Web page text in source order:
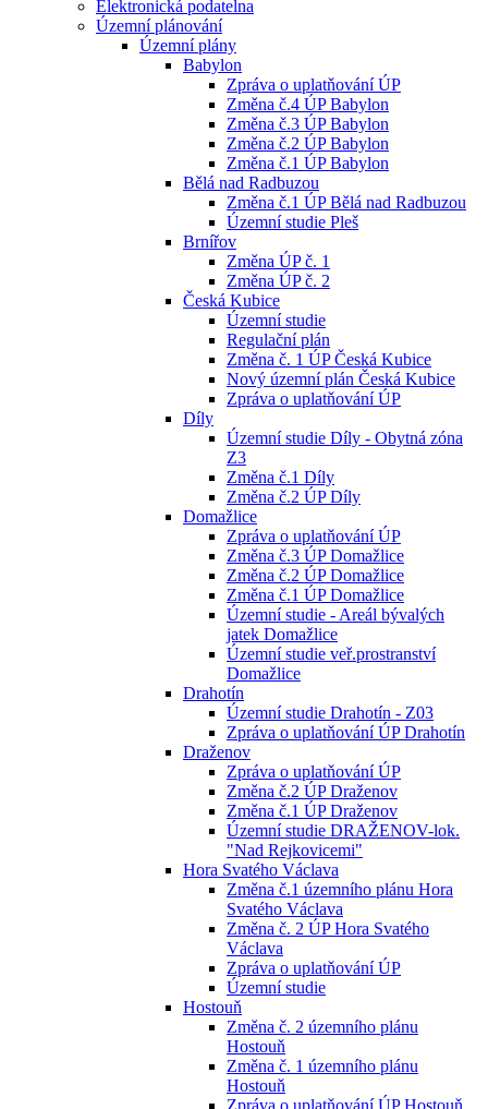
Elektronická podatelna
Územní plánování
Územní plány
Babylon
Zpráva o uplatňování ÚP
Změna č.4 ÚP Babylon
Změna č.3 ÚP Babylon
Změna č.2 ÚP Babylon
Změna č.1 ÚP Babylon
Bělá nad Radbuzou
Změna č.1 ÚP Bělá nad Radbuzou
Územní studie Pleš
Brnířov
Změna ÚP č. 1
Změna ÚP č. 2
Česká Kubice
Územní studie
Regulační plán
Změna č. 1 ÚP Česká Kubice
Nový územní plán Česká Kubice
Zpráva o uplatňování ÚP
Díly
Územní studie Díly - Obytná zóna
Z3
Změna č.1 Díly
Změna č.2 ÚP Díly
Domažlice
Zpráva o uplatňování ÚP
Změna č.3 ÚP Domažlice
Změna č.2 ÚP Domažlice
Změna č.1 ÚP Domažlice
Územní studie - Areál bývalých
jatek Domažlice
Územní studie veř.prostranství
Domažlice
Drahotín
Územní studie Drahotín - Z03
Zpráva o uplatňování ÚP Drahotín
Draženov
Zpráva o uplatňování ÚP
Změna č.2 ÚP Draženov
Změna č.1 ÚP Draženov
Územní studie DRAŽENOV-lok.
"Nad Rejkovicemi"
Hora Svatého Václava
Změna č.1 územního plánu Hora
Svatého Václava
Změna č. 2 ÚP Hora Svatého
Václava
Zpráva o uplatňování ÚP
Územní studie
Hostouň
Změna č. 2 územního plánu
Hostouň
Změna č. 1 územního plánu
Hostouň
Zpráva o uplatňování ÚP Hostouň